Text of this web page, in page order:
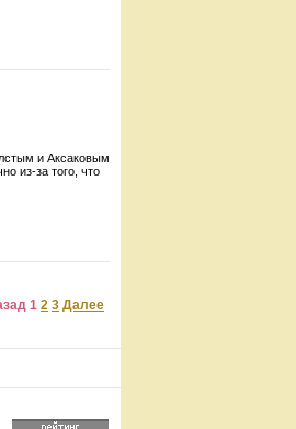
и Аксаковым
из-за того, что
1 2 3 Далее